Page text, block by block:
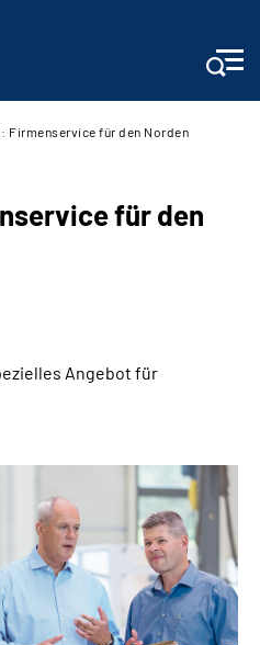
(DGS)
Firmenservice für den Norden
für den
Angebot für